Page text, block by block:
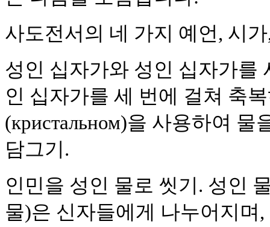
사도전서의 네 가지 예언, 시
성인 십자가와 성인 십자가를
인 십자가를 세 번에 걸쳐 축
(кристальном)을 사용하여
담그기.
인민을 성인 물로 씻기. 성인
물)은 신자들에게 나누어지며